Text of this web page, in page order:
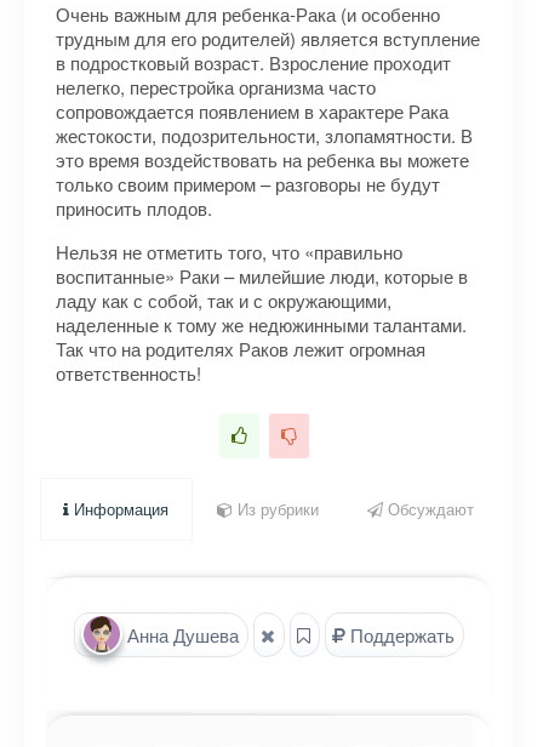
Очень важным для ребенка-Рака (и особенно
трудным для его родителей) является вступление
в подростковый возраст. Взросление проходит
нелегко, перестройка организма часто
сопровождается появлением в характере Рака
жестокости, подозрительности, злопамятности. В
это время воздействовать на ребенка вы можете
только своим примером – разговоры не будут
приносить плодов.
Нельзя не отметить того, что «правильно
воспитанные» Раки – милейшие люди, которые в
ладу как с собой, так и с окружающими,
наделенные к тому же недюжинными талантами.
Так что на родителях Раков лежит огромная
ответственность!
Информация Из рубрики Обсуждают
Анна Душева Поддержать